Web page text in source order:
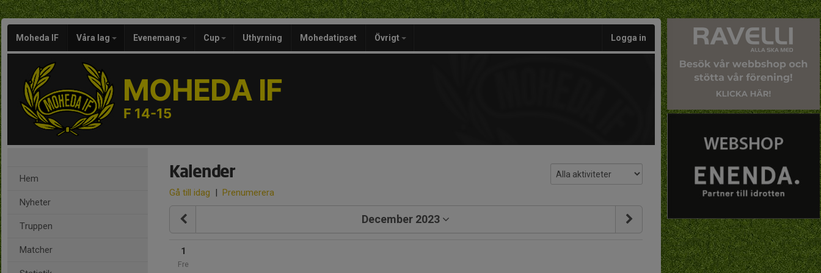
Moheda IF Våra lag Evenemang Cup Uthyrning Mohedatipset Övrigt Logga in
MOHEDA IF
F 14-15
Hem
Nyheter
Truppen
Matcher
Kalender
Gå till idag | Prenumerera
December 2023
1
Fre